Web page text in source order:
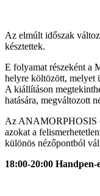
Az elmúlt időszak
késztettek.
E folyamat részeként a
helyre költözött, melyet
A kiállításon
hatására, megváltozott
Az ANAMORPHOSIS
azokat a
különös nézőpontból
18:00-20:00